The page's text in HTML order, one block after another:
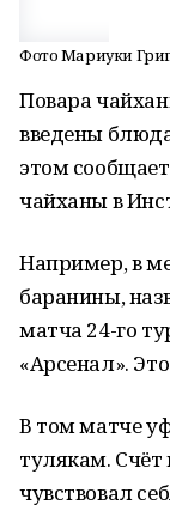
Фото Мариуки
Повара
введены
этом
чайханы в
Например, в
баранины,
матча 24-го
«Арсенал».
В том матче
тулякам. Счёт
чувствовал